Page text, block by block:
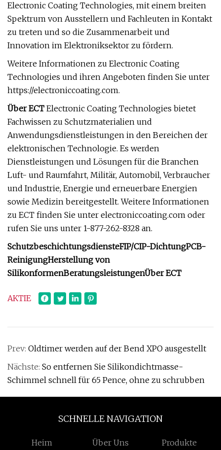
Electronic Coating Technologies, mit einem breiten
Spektrum von Ausstellern und Fachleuten in Kontakt
zu treten und so die Zusammenarbeit und
Innovation im Elektroniksektor zu fördern.
Weitere Informationen zu Electronic Coating
Technologies und ihren Angeboten finden Sie unter
https://electroniccoating.com.
Über ECT Electronic Coating Technologies bietet
Fachwissen zu Schutzmaterialien und
Anwendungsdienstleistungen in den Bereichen der
elektronischen Technologie. Es werden
Dienstleistungen und Lösungen für die Branchen
Luft- und Raumfahrt, Militär, Automobil, Verbraucher
und Industrie, Energie und erneuerbare Energien
sowie Medizin bereitgestellt. Weitere Informationen
zu ECT finden Sie unter electroniccoating.com oder
rufen Sie uns unter 1-877-262-8328 an.
SchutzbeschichtungsdiensteFIP/CIP-DichtungPCB-
ReinigungHerstellung von
SilikonformenBeratungsleistungenÜber ECT
AKTIE
Prev: Oldtimer werden auf der Bend XPO ausgestellt
Nächste: So entfernen Sie Silikondichtmasse-
Schimmel schnell für 65 Pence, ohne zu schrubben
SCHNELLE NAVIGATION
Heim Über Uns Produkte